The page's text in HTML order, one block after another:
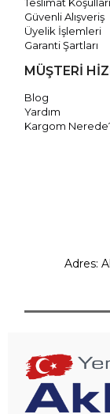
Teslimat Koşulları
Güvenli Alışveriş
Üyelik İşlemleri
Garanti Şartları
MÜŞTERİ
Blog
Yardım
Kargom
Adres: